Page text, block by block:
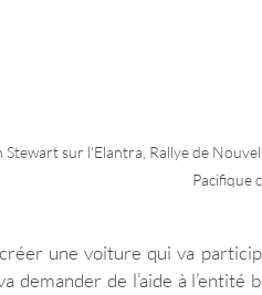
Stewart sur l'Elantra, Rallye de
Pacifique
créer une voiture qui va
demander de l’aide à